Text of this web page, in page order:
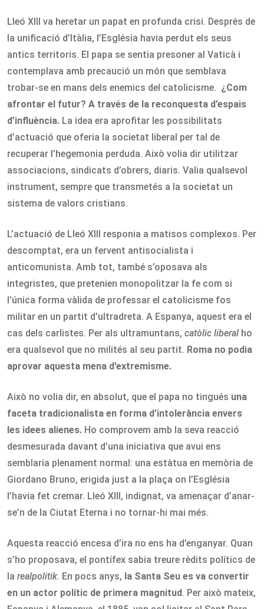
Lleó XIII va heretar un papat en profunda crisi. Després de
la unificació d’Itàlia, l’Església havia perdut els seus
antics territoris. El papa se sentia presoner al Vaticà i
contemplava amb precaució un món que semblava
trobar-se en mans dels enemics del catolicisme. ¿Com
afrontar el futur? A través de la reconquesta d’espais
d’influència. La idea era aprofitar les possibilitats
d’actuació que oferia la societat liberal per tal de
recuperar l’hegemonia perduda. Això volia dir utilitzar
associacions, sindicats d’obrers, diaris. Valia qualsevol
instrument, sempre que transmetés a la societat un
sistema de valors cristians.
L’actuació de Lleó XIII responia a matisos complexos. Per
descomptat, era un fervent antisocialista i
anticomunista. Amb tot, també s’oposava als
integristes, que pretenien monopolitzar la fe com si
l’única forma vàlida de professar el catolicisme fos
militar en un partit d’ultradreta. A Espanya, aquest era el
cas dels carlistes. Per als ultramuntans, catòlic liberal ho
era qualsevol que no milités al seu partit. Roma no podia
aprovar aquesta mena d’extremisme.
Això no volia dir, en absolut, que el papa no tingués una
faceta tradicionalista en forma d’intolerància envers
les idees alienes. Ho comprovem amb la seva reacció
desmesurada davant d’una iniciativa que avui ens
semblaria plenament normal: una estàtua en memòria de
Giordano Bruno, erigida just a la plaça on l’Església
l’havia fet cremar. Lleó XIII, indignat, va amenaçar d’anar-
se’n de la Ciutat Eterna i no tornar-hi mai més.
Aquesta reacció encesa d’ira no ens ha d’enganyar. Quan
s’ho proposava, el pontífex sabia treure rèdits polítics de
la realpolitik. En pocs anys, la Santa Seu es va convertir
en un actor polític de primera magnitud. Per això mateix,